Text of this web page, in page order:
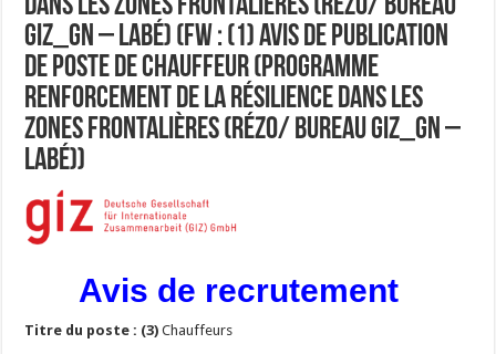
dans les Zones Frontalières (RéZo/ Bureau
GIZ_GN – Labé) (Fw : (1) Avis de Publication
de Poste de Chauffeur (Programme
Renforcement de la Résilience dans les
Zones Frontalières (RéZo/ Bureau GIZ_GN –
Labé))
Avis de recrutement
Titre du poste : (3)Chauffeurs